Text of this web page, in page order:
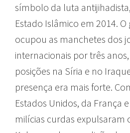
símbolo da luta
Estado Islâmico em 2014.
ocupou as manchetes dos
internacionais por três
posições na Síria e no
presença era mais forte.
Estados Unidos, da França
milícias curdas expulsaram